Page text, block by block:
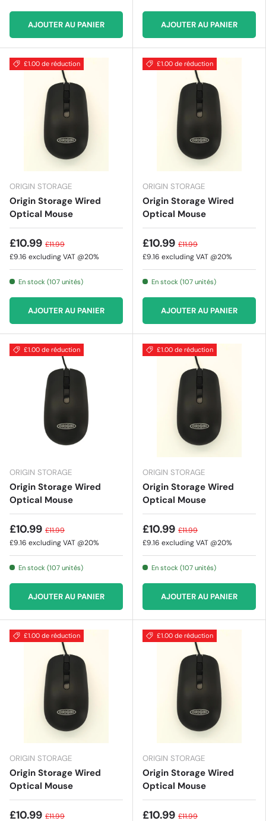
AJOUTER AU PANIER AJOUTER AU PANIER
£1.00 de réduction
ORIGIN STORAGE
Origin Storage Wired
Optical Mouse
£10.99 £11.99
£9.16 excluding VAT @20%
En stock (107 unités)
AJOUTER AU PANIER
£1.00 de réduction
ORIGIN STORAGE
Origin Storage Wired
Optical Mouse
£10.99 £11.99
£9.16 excluding VAT @20%
En stock (107 unités)
AJOUTER AU PANIER
£1.00 de réduction
ORIGIN STORAGE
Origin Storage Wired
Optical Mouse
£10.99 £11.99
£9.16 excluding VAT @20%
En stock (107 unités)
AJOUTER AU PANIER
£1.00 de réduction
ORIGIN STORAGE
Origin Storage Wired
Optical Mouse
£10.99 £11.99
£9.16 excluding VAT @20%
En stock (107 unités)
AJOUTER AU PANIER
£1.00 de réduction
ORIGIN STORAGE
Origin Storage Wired
Optical Mouse
£10.99 £11.99
£1.00 de réduction
ORIGIN STORAGE
Origin Storage Wired
Optical Mouse
£10.99 £11.99